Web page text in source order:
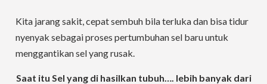
Kita jarang sakit, cepat sembuh bila terluka dan bisa tidur
nyenyak sebagai proses pertumbuhan sel baru untuk
menggantikan sel yang rusak.
Saat itu Sel yang di hasilkan tubuh…. lebih banyak dari